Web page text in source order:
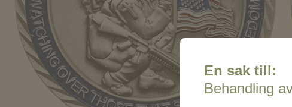
En sak till:
Behandling